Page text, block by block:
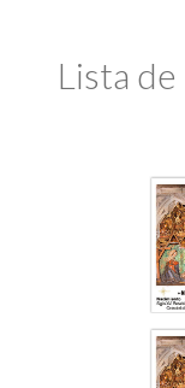
Lista de